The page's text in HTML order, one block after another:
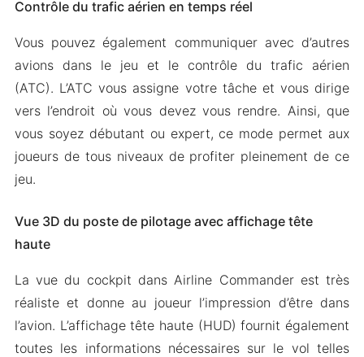
Contrôle du trafic aérien en temps réel
Vous pouvez également communiquer avec d’autres
avions dans le jeu et le contrôle du trafic aérien
(ATC). L’ATC vous assigne votre tâche et vous dirige
vers l’endroit où vous devez vous rendre. Ainsi, que
vous soyez débutant ou expert, ce mode permet aux
joueurs de tous niveaux de profiter pleinement de ce
jeu.
Vue 3D du poste de pilotage avec affichage tête
haute
La vue du cockpit dans Airline Commander est très
réaliste et donne au joueur l’impression d’être dans
l’avion. L’affichage tête haute (HUD) fournit également
toutes les informations nécessaires sur le vol telles